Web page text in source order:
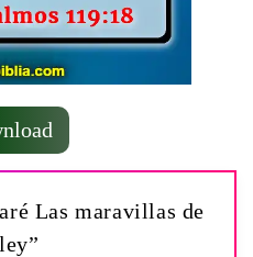
Las maravillas de